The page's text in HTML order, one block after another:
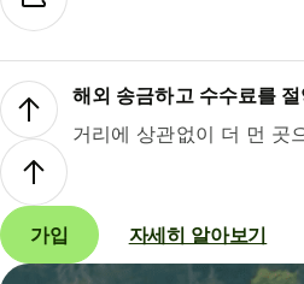
해외 송금하고 수수료를
거리에 상관없이 더 먼 곳
가입 자세히 알아보기